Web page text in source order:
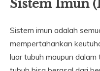
Sistem Imun
Sistem imun adalah
mempertahankan
luar tubuh maupun